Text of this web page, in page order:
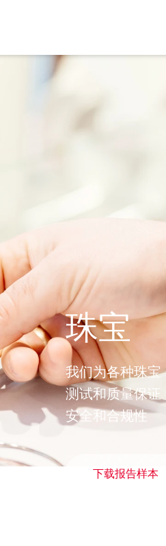
珠宝
我们为各种珠宝
测试和质量保
安全和合规性
下载报告样本